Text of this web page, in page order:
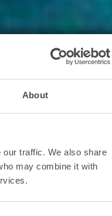
About
traffic. We also share
may combine it with